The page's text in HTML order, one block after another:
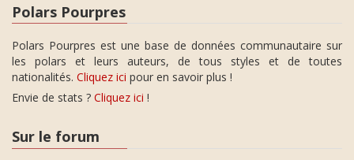
Polars Pourpres
Polars Pourpres est une base de données communautaire sur
les polars et leurs auteurs, de tous styles et de toutes
nationalités. Cliquez ici pour en savoir plus !
Envie de stats ? Cliquez ici !
Sur le forum